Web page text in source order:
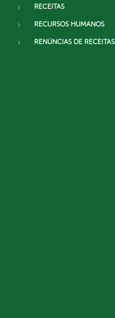
RECEITAS
RECURSOS HUMANOS
RENÚNCIAS DE RECEITAS